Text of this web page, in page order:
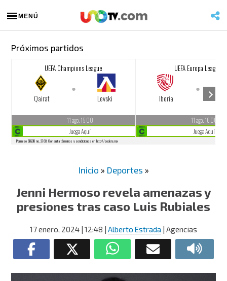
MENÚ
Próximos partidos
Inicio » Deportes »
Jenni Hermoso revela amenazas y
presiones tras caso Luis Rubiales
17 enero, 2024 | 12:48 | Alberto Estrada | Agencias